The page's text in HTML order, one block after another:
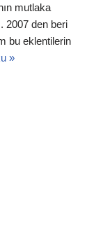
mutlaka
2007 den beri
bu eklentilerin
»